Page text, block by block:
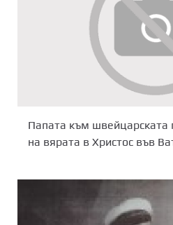
Папата към швейцарската
на вярата в Христос във